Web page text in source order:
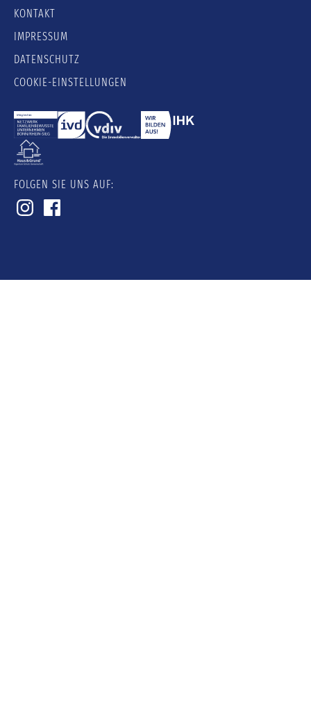
KONTAKT
IMPRESSUM
DATENSCHUTZ
COOKIE-EINSTELLUNGEN
FOLGEN SIE UNS AUF: